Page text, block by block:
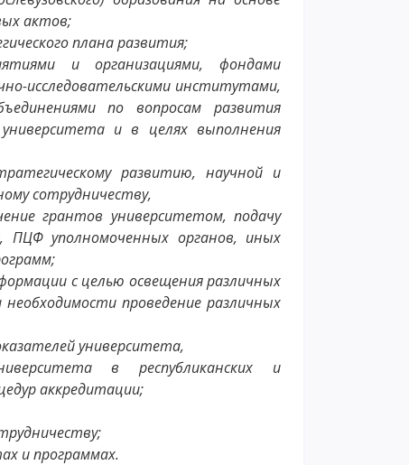
актов;
плана развития;
и организациями, фондами
исследовательскими институтами,
по вопросам развития
и в целях выполнения
развитию, научной и
сотрудничеству,
грантов университетом, подачу
ПЦФ уполномоченных органов, иных
с целью освещения различных
проведение различных
университета,
в республиканских и
аккредитации;
и программах.